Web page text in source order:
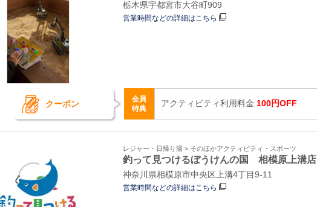
栃木県宇都宮市大谷町909
営業時間などの詳細はこちら
クーポン
会員
特典
アクティビティ利用料金 100円OFF
レジャー・日帰り湯 > そのほかアクティビティ・スポーツ
釣って見つけるぼうけんの国 相模原上溝店
神奈川県相模原市中央区上溝4丁目9-11
営業時間などの詳細はこちら